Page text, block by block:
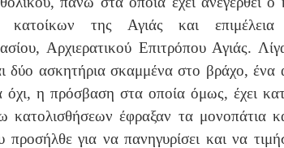
της Αγιάς και επιμέλεια
Αρχιερατικού Επιτρόπου Αγιάς.
ασκητήρια σκαμμένα στο βράχο, ένα
όχι, η πρόσβαση στα οποία όμως, έχει
κατολισθήσεων έφραξαν τα μονοπάτια
για να πανηγυρίσει και να